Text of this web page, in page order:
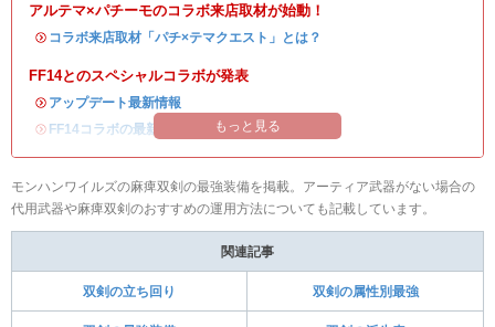
アルテマ×パチーモのコラボ来店取材が始動！
・ コラボ来店取材「パチ×テマクエスト」とは？
FF14とのスペシャルコラボが発表
・ アップデート最新情報
・ FF14コラボの最新情報 オメガ・プラネテス攻略
もっと見る
モンハンワイルズの麻痺双剣の最強装備を掲載。アーティア武器がない場合の
代用武器や麻痺双剣のおすすめの運用方法についても記載しています。
関連記事
双剣の立ち回り 双剣の属性別最強